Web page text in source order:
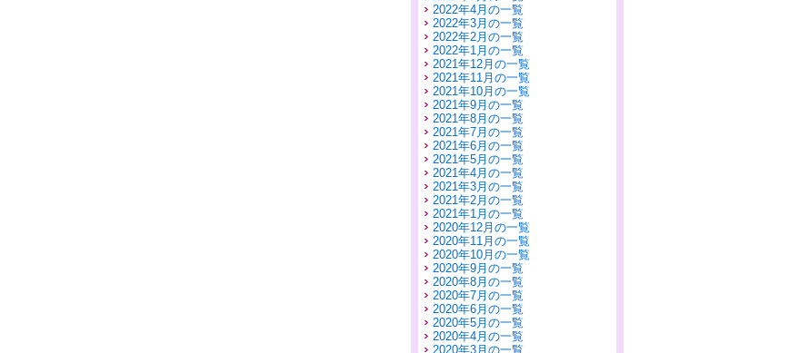
2022年4月の一覧
2022年3月の一覧
2022年2月の一覧
2022年1月の一覧
2021年12月の一覧
2021年11月の一覧
2021年10月の一覧
2021年9月の一覧
2021年8月の一覧
2021年7月の一覧
2021年6月の一覧
2021年5月の一覧
2021年4月の一覧
2021年3月の一覧
2021年2月の一覧
2021年1月の一覧
2020年12月の一覧
2020年11月の一覧
2020年10月の一覧
2020年9月の一覧
2020年8月の一覧
2020年7月の一覧
2020年6月の一覧
2020年5月の一覧
2020年4月の一覧
2020年3月の一覧